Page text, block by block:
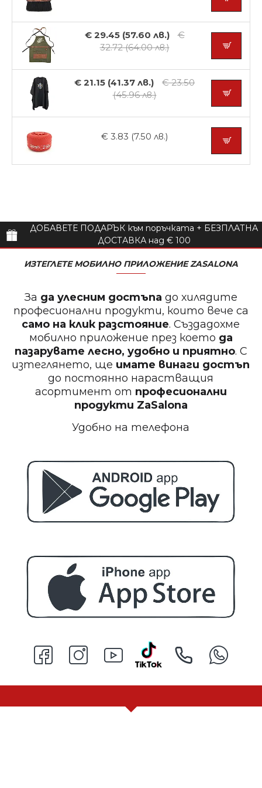
€ 29.45 (57.60 лв.)
€
32.72 (64.00 лв.)
€ 21.15 (41.37 лв.)
€ 23.50
(45.96 лв.)
€ 3.83 (7.50 лв.)
ДОБАВЕТЕ ПОДАРЪК към поръчката + БЕЗПЛАТНА
ДОСТАВКА над € 100
ИЗТЕГЛЕТЕ МОБИЛНО ПРИЛОЖЕНИЕ ZASALONA
За да улесним достъпа до хилядите
професионални продукти, които вече са
само на клик разстояние. Създадохме
мобилно приложение през което да
пазарувате лесно, удобно и приятно. С
изтеглянето, ще имате винаги достъп
до постоянно нарастващия
асортимент от професионални
продукти ZaSalona
Удобно на телефона